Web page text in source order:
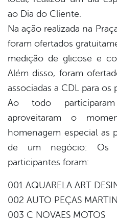
ao Dia do Cliente.
Na ação realizada na
foram ofertados
medição de glicose e
Além disso, foram
associadas a CDL para
Ao todo
aproveitaram o
homenagem especial as
de um negócio: Os
participantes foram:
001 AQUARELA ART
002 AUTO PEÇAS
003 C NOVAES MOTOS